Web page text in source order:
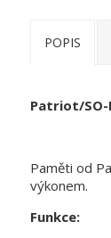
POPIS
Patriot/SO-
Paměti od
výkonem.
Funkce: